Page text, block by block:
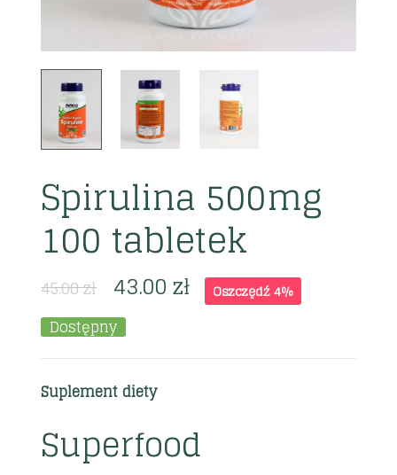
Spirulina 500mg
100 tabletek
45.00zł 43.00zł Oszczędź 4%
Dostępny
Suplement diety
Superfood